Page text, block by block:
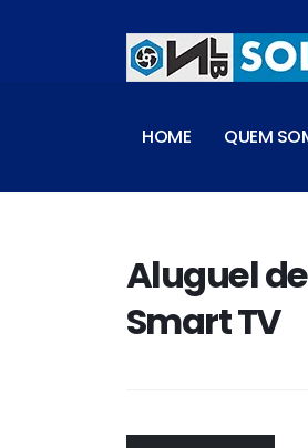
HOME QUEM
Aluguel
Smart TV